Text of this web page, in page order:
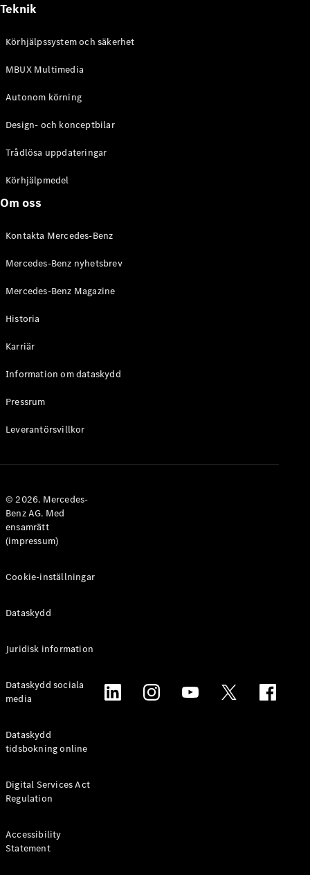
Teknik
Körhjälpssystem och säkerhet
MBUX Multimedia
Autonom körning
Design- och konceptbilar
Trådlösa uppdateringar
Körhjälpmedel
Om oss
Kontakta Mercedes-Benz
Mercedes-Benz nyhetsbrev
Mercedes-Benz Magazine
Historia
Karriär
Information om dataskydd
Pressrum
Leverantörsvillkor
© 2026. Mercedes-
Benz AG. Med
ensamrätt
(impressum)
Cookie-inställningar
Dataskydd
Juridisk information
Dataskydd sociala
media
Dataskydd
tidsbokning online
Digital Services Act
Regulation
Accessibility
Statement